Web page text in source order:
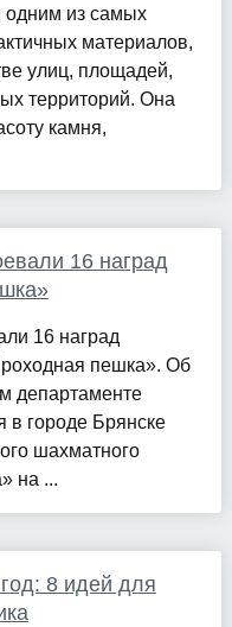
одним из самых
материалов,
улиц, площадей,
территорий. Она
камня,
16 наград
16 наград
пешка». Об
департаменте
в городе Брянске
шахматного
на ...
8 идей для